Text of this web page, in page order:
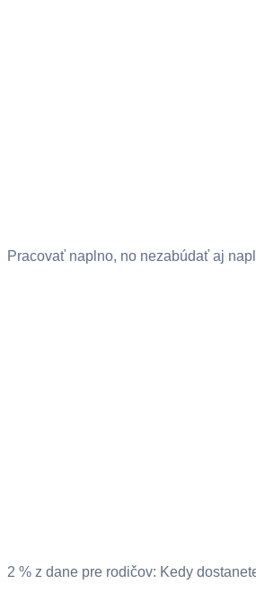
Pracovať naplno, no nezabúdať aj
2 % z dane pre rodičov: Kedy